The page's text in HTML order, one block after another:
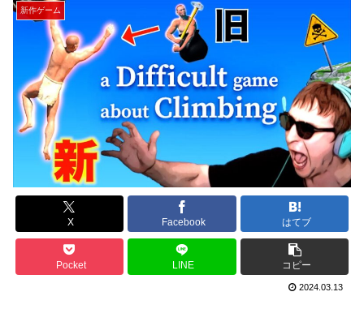
新作ゲーム
X Facebook はてブ
Pocket LINE コピー
2024.03.13